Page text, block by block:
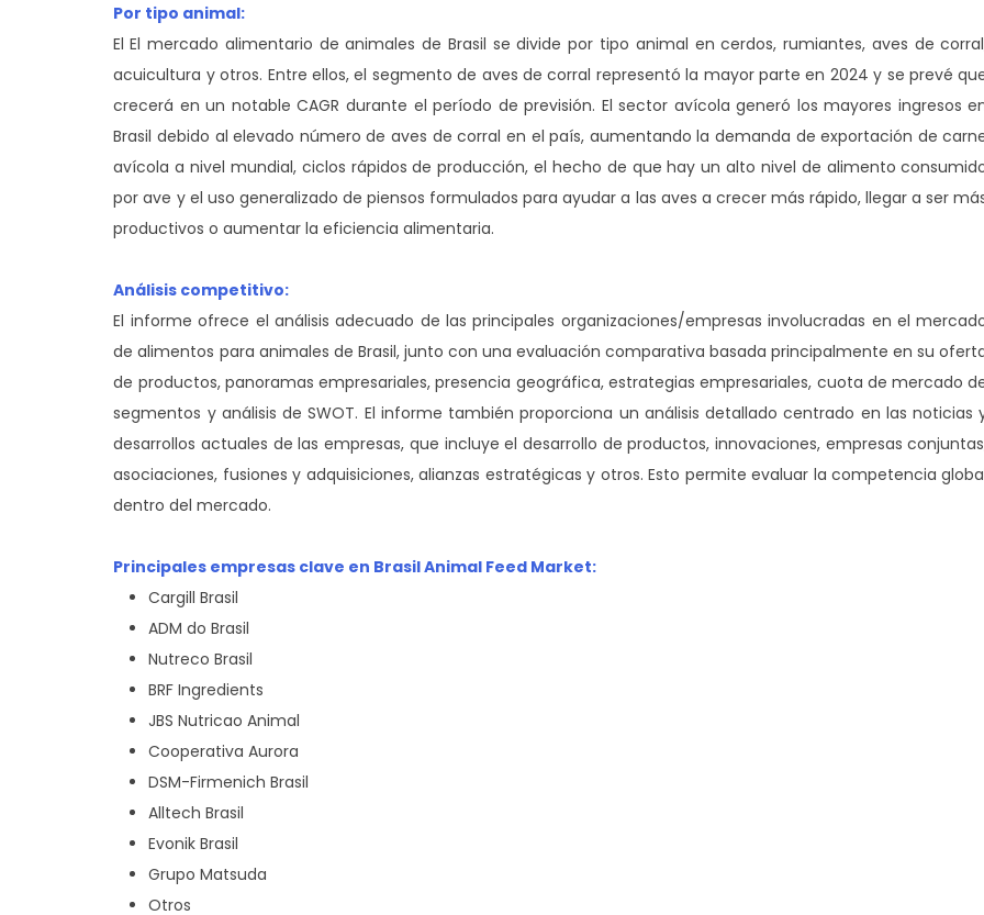
Por tipo animal:
El El mercado alimentario de animales de Brasil se divide por tipo animal en cerdos, rumiantes, aves de
acuicultura y otros. Entre ellos, el segmento de aves de corral representó la mayor parte en 2024 y se prevé
crecerá en un notable CAGR durante el período de previsión. El sector avícola generó los mayores ingresos
Brasil debido al elevado número de aves de corral en el país, aumentando la demanda de exportación de
avícola a nivel mundial, ciclos rápidos de producción, el hecho de que hay un alto nivel de alimento
por ave y el uso generalizado de piensos formulados para ayudar a las aves a crecer más rápido, llegar a ser
productivos o aumentar la eficiencia alimentaria.
Análisis competitivo:
El informe ofrece el análisis adecuado de las principales organizaciones/empresas involucradas en el
de alimentos para animales de Brasil, junto con una evaluación comparativa basada principalmente en su
de productos, panoramas empresariales, presencia geográfica, estrategias empresariales, cuota de mercado
segmentos y análisis de SWOT. El informe también proporciona un análisis detallado centrado en las noticias
desarrollos actuales de las empresas, que incluye el desarrollo de productos, innovaciones, empresas
asociaciones, fusiones y adquisiciones, alianzas estratégicas y otros. Esto permite evaluar la competencia
dentro del mercado.
Principales empresas clave en Brasil Animal Feed Market:
Cargill Brasil
ADM do Brasil
Nutreco Brasil
BRF Ingredients
JBS Nutricao Animal
Cooperativa Aurora
DSM-Firmenich Brasil
Alltech Brasil
Evonik Brasil
Grupo Matsuda
Otros